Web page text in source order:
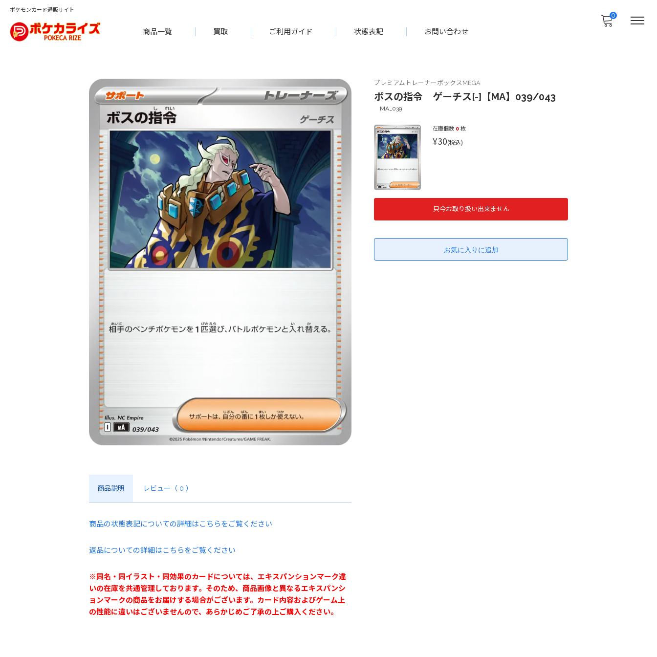
ポケモンカード通販サイト
商品一覧 買取 ご利用ガイド 状態表記 お問い合わせ
0
プレミアムトレーナーボックスMEGA
ボスの指令 ゲーチス[-]【MA】039/043
MA_039
在庫個数 0 枚
¥30(税込)
只今お取り扱い出来ません
商品説明 レビュー （ 0 ）
商品の状態表記についての詳細はこちらをご覧ください
返品についての詳細はこちらをご覧ください
※同名・同イラスト・同効果のカードについては、エキスパンションマーク違
いの在庫を共通管理しております。そのため、商品画像と異なるエキスパンシ
ョンマークの商品をお届けする場合がございます。カード内容およびゲーム上
の性能に違いはございませんので、あらかじめご了承の上ご購入ください。